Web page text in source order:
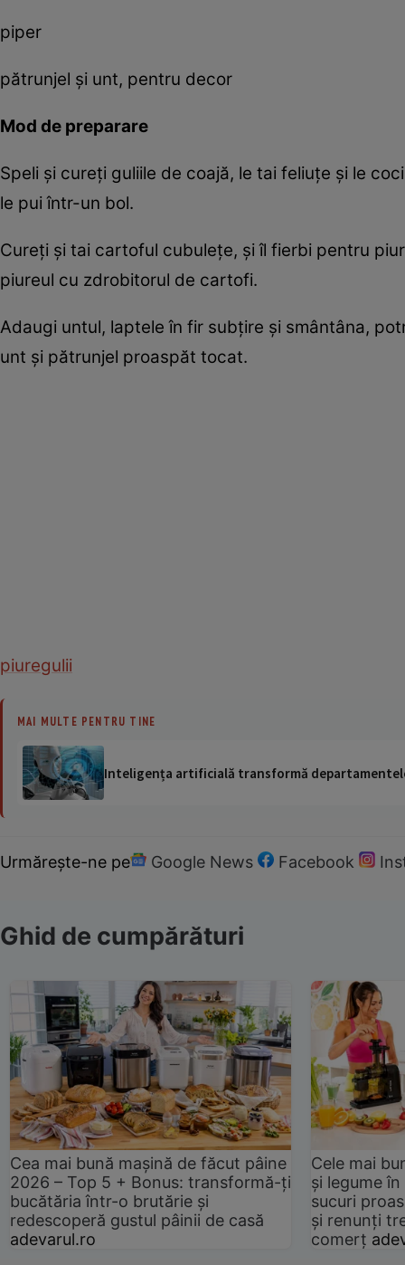
piper
pătrunjel și unt, pentru decor
Mod de preparare
Speli și cureți guliile de coajă, le tai feliuțe și le
le pui într-un bol.
Cureți și tai cartoful cubulețe, și îl fierbi pentru
piureul cu zdrobitorul de cartofi.
Adaugi untul, laptele în fir subțire și smântâna,
unt și pătrunjel proaspăt tocat.
piuregulii
MAI MULTE PENTRU TINE
Inteligența artificială transformă
Urmărește-ne pe Google News Facebook
Ghid de cumpărături
Cea mai bună mașină de făcut pâine
2026 – Top 5 + Bonus: transformă-ți
bucătăria într-o brutărie și
redescoperă gustul pâinii de casă
adevarul.ro
Cele mai
și legume
sucuri
și renunți
comerț